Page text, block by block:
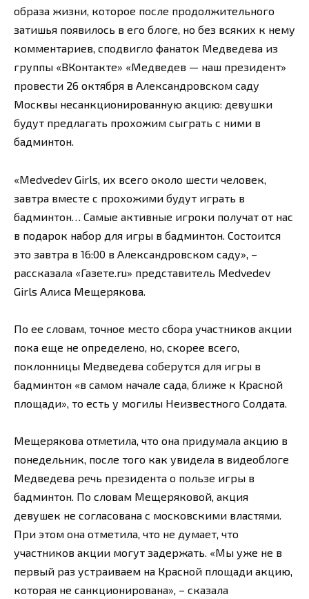
образа жизни, которое после продолжительного
затишья появилось в его блоге, но без всяких к нему
комментариев, сподвигло фанаток Медведева из
группы «ВКонтакте» «Медведев — наш президент»
провести 26 октября в Александровском саду
Москвы несанкционированную акцию: девушки
будут предлагать прохожим сыграть с ними в
бадминтон.
«Medvedev Girls, их всего около шести человек,
завтра вместе с прохожими будут играть в
бадминтон… Самые активные игроки получат от нас
в подарок набор для игры в бадминтон. Состоится
это завтра в 16:00 в Александровском саду», –
рассказала «Газете.ru» представитель Medvedev
Girls Алиса Мещерякова.
По ее словам, точное место сбора участников акции
пока еще не определено, но, скорее всего,
поклонницы Медведева соберутся для игры в
бадминтон «в самом начале сада, ближе к Красной
площади», то есть у могилы Неизвестного Солдата.
Мещерякова отметила, что она придумала акцию в
понедельник, после того как увидела в видеоблоге
Медведева речь президента о пользе игры в
бадминтон. По словам Мещеряковой, акция
девушек не согласована с московскими властями.
При этом она отметила, что не думает, что
участников акции могут задержать. «Мы уже не в
первый раз устраиваем на Красной площади акцию,
которая не санкционирована», – сказала